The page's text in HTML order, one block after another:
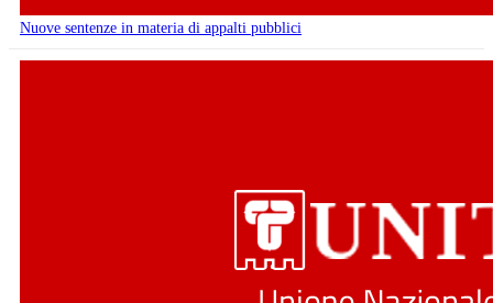
Nuove sentenze in materia di appalti pubblici